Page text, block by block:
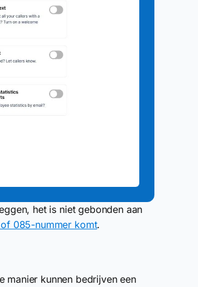
het is niet gebonden aan
085-nummer komt.
manier kunnen bedrijven een